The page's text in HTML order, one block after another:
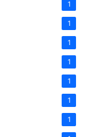
1
1
1
1
1
1
1